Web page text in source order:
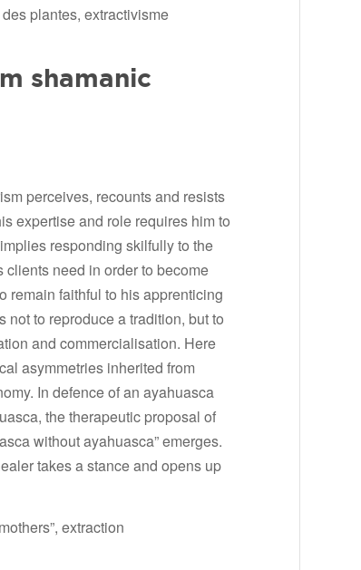
plantes, extractivisme
shamanic
perceives, recounts and resists
expertise and role requires him to
responding skilfully to the
need in order to become
remain faithful to his apprenticing
to reproduce a tradition, but to
and commercialisation. Here
asymmetries inherited from
In defence of an ayahuasca
the therapeutic proposal of
without ayahuasca” emerges.
takes a stance and opens up
extraction